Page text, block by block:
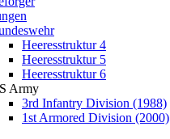
Heeresstruktur 4
Heeresstruktur 5
Heeresstruktur 6
Army
3rd Infantry Division (1988)
1st Armored Division (2000)